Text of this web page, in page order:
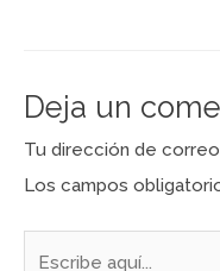
Deja un
Tu dirección de
Los campos